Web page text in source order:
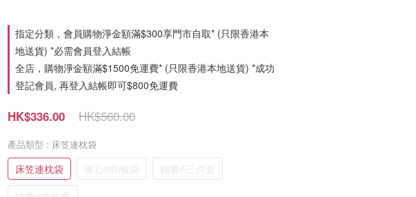
指定分類，會員購物淨金額滿$300享門市自取* (只限香港本
地送貨) *必需會員登入結帳
全店，購物淨金額滿$1500免運費* (只限香港本地送貨) *成功
登記會員, 再登入結帳即可$800免運費
HK$560.00
HK$336.00
產品類型 : 床笠連枕袋
床笠連枕袋 連心®扣被袋
錦囊®三件套